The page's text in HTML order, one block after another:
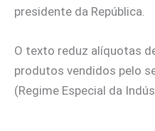
presidente da República.
O texto reduz alíquotas
produtos vendidos pelo
(Regime Especial da